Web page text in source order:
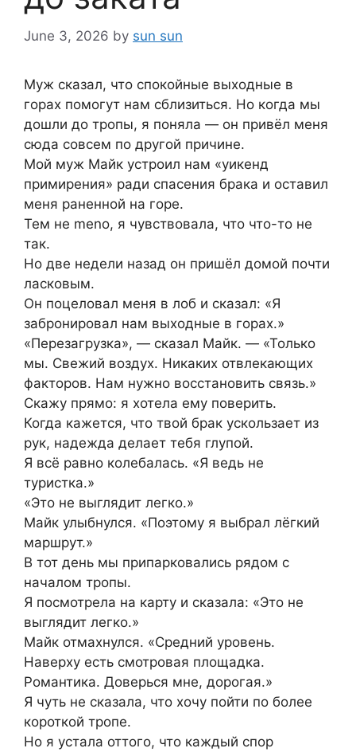
June 3, 2026 by sun sun
Муж сказал, что спокойные выходные в
горах помогут нам сблизиться. Но когда мы
дошли до тропы, я поняла — он привёл меня
сюда совсем по другой причине.
Мой муж Майк устроил нам «уикенд
примирения» ради спасения брака и оставил
меня раненной на горе.
Тем не meno, я чувствовала, что что-то не
так.
Но две недели назад он пришёл домой почти
ласковым.
Он поцеловал меня в лоб и сказал: «Я
забронировал нам выходные в горах.»
«Перезагрузка», — сказал Майк. — «Только
мы. Свежий воздух. Никаких отвлекающих
факторов. Нам нужно восстановить связь.»
Скажу прямо: я хотела ему поверить.
Когда кажется, что твой брак ускользает из
рук, надежда делает тебя глупой.
Я всё равно колебалась. «Я ведь не
туристка.»
«Это не выглядит легко.»
Майк улыбнулся. «Поэтому я выбрал лёгкий
маршрут.»
В тот день мы припарковались рядом с
началом тропы.
Я посмотрела на карту и сказала: «Это не
выглядит легко.»
Майк отмахнулся. «Средний уровень.
Наверху есть смотровая площадка.
Романтика. Доверься мне, дорогая.»
Я чуть не сказала, что хочу пойти по более
короткой тропе.
Но я устала оттого, что каждый спор